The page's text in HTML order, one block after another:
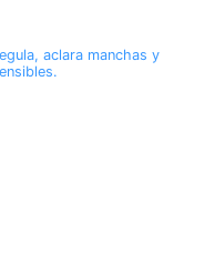
aclara manchas y